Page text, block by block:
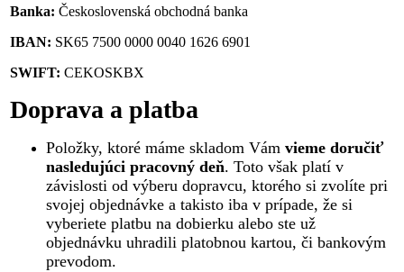
Banka: Československá obchodná banka
IBAN: SK65 7500 0000 0040 1626 6901
SWIFT: CEKOSKBX
Doprava a platba
Položky, ktoré máme skladom Vám vieme doručiť
nasledujúci pracovný deň. Toto však platí v
závislosti od výberu dopravcu, ktorého si zvolíte pri
svojej objednávke a takisto iba v prípade, že si
vyberiete platbu na dobierku alebo ste už
objednávku uhradili platobnou kartou, či bankovým
prevodom.